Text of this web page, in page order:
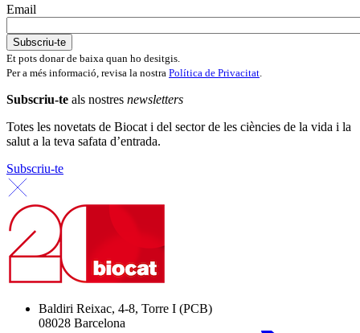
Email
Et pots donar de baixa quan ho desitgis.
Per a més informació, revisa la nostra Política de Privacitat
Subscriu-te als nostres newsletters
Totes les novetats de Biocat i del sector de les ciències de la vida i la
salut a la teva safata d’entrada.
Subscriu-te
Baldiri Reixac, 4-8, Torre I (PCB)
08028 Barcelona